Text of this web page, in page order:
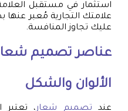
استثمار في مستقبل
علامتك التجارية مُعبر
عليك تجاوز المنافسة.
عناصر تصميم
الألوان والشكل
عند تصميم شعار، تعتبر